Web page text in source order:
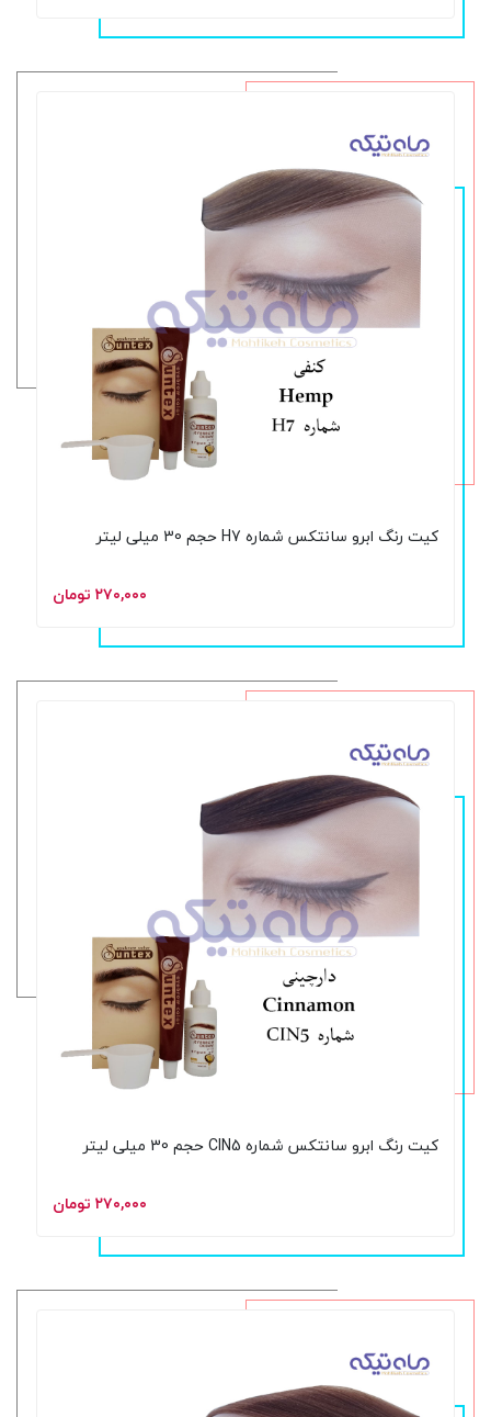
کیت رنگ ابرو سانتکس شماره H7 حجم 30 میلی لیتر
۲۷۰,۰۰۰ تومان
کیت رنگ ابرو سانتکس شماره CIN5 حجم 30 میلی لیتر
۲۷۰,۰۰۰ تومان